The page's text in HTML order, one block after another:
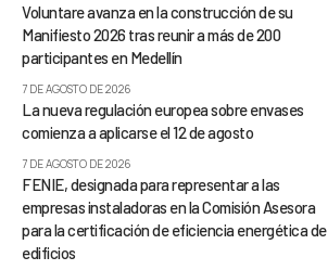
Voluntare avanza en la construcción de su
Manifiesto 2026 tras reunir a más de 200
participantes en Medellín
7 DE AGOSTO DE 2026
La nueva regulación europea sobre envases
comienza a aplicarse el 12 de agosto
7 DE AGOSTO DE 2026
FENIE, designada para representar a las
empresas instaladoras en la Comisión Asesora
para la certificación de eficiencia energética de
edificios